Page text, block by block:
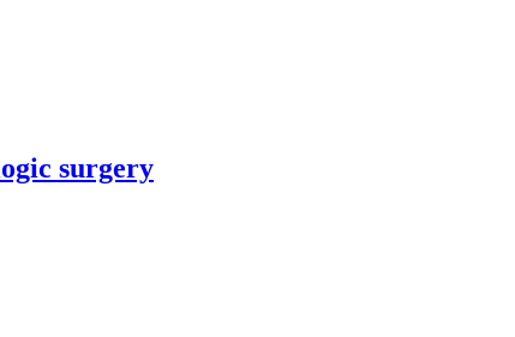
surgery